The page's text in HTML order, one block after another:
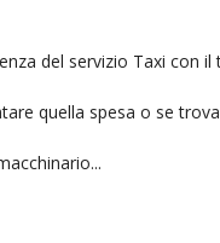
del servizio Taxi con
quella spesa o se